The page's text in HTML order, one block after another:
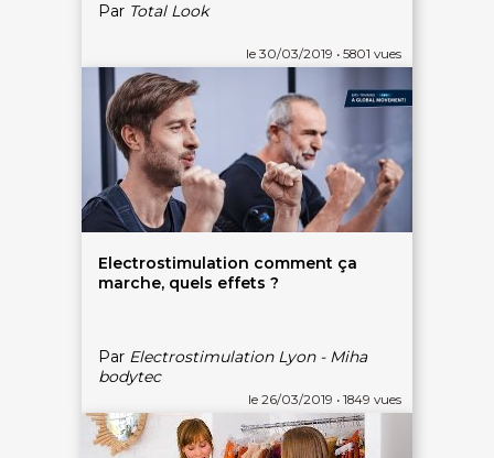
le 30/03/2019 • 5801 vues
Par Total Look
le 26/03/2019 • 1849 vues
Electrostimulation comment ça
marche, quels effets ?
Par Electrostimulation Lyon - Miha
bodytec